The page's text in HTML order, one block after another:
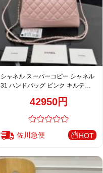
シャネル スーパーコピー シャネル
31 ハンドバッグ ピンク キルティ
42950円
佐川急便 HOT